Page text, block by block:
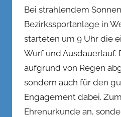
Bei strahlendem
Bezirkssportanlage in
starteten um 9 Uhr die
Wurf und
aufgrund von Regen
sondern auch für den
Engagement dabei.
Ehrenurkunde an,